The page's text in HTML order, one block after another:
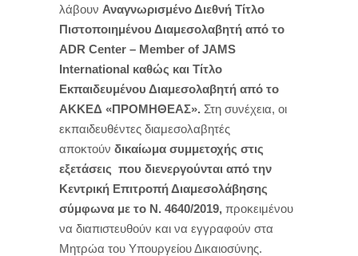
λάβουν Αναγνωρισμένο Διεθνή Τίτλο
Πιστοποιημένου Διαμεσολαβητή από το
ADR Center – Member of JAMS
International καθώς και Τίτλο
Εκπαιδευμένου Διαμεσολαβητή από το
ΑΚΚΕΔ «ΠΡΟΜΗΘΕΑΣ». Στη συνέχεια, οι
εκπαιδευθέντες διαμεσολαβητές
αποκτούν δικαίωμα συμμετοχής στις
εξετάσεις που διενεργούνται από την
Κεντρική Επιτροπή Διαμεσολάβησης
σύμφωνα με το Ν. 4640/2019, προκειμένου
να διαπιστευθούν και να εγγραφούν στα
Μητρώα του Υπουργείου Δικαιοσύνης.